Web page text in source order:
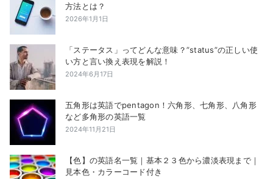
方法とは？
2026年1月1日
「ステータス」ってどんな意味？”status”の正しい使
い方と言い換え表現を解説！
2024年6月17日
五角形は英語でpentagon！六角形、七角形、八角形
など多角形の英語一覧
2024年11月21日
【色】の英語名一覧｜基本２３色から濃淡表現まで｜
見本色・カラーコード付き